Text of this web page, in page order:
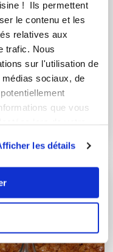
! Ils permettent
le contenu et les
relatives aux
trafic. Nous
sur l'utilisation de
sociaux, de
que vous
les détails
Granité citron